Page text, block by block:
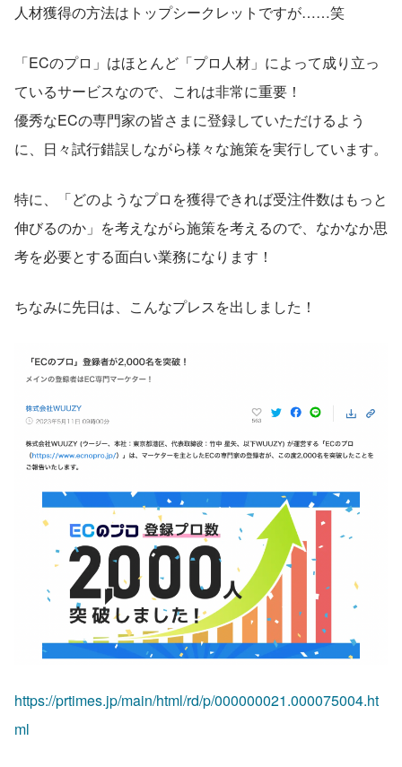
人材獲得の方法はトップシークレットですが……笑
「ECのプロ」はほとんど「プロ人材」によって成り立っ
ているサービスなので、これは非常に重要！
優秀なECの専門家の皆さまに登録していただけるよう
に、日々試行錯誤しながら様々な施策を実行しています。
特に、「どのようなプロを獲得できれば受注件数はもっと
伸びるのか」を考えながら施策を考えるので、なかなか思
考を必要とする面白い業務になります！
ちなみに先日は、こんなプレスを出しました！
https://prtimes.jp/main/html/rd/p/000000021.000075004.ht
ml